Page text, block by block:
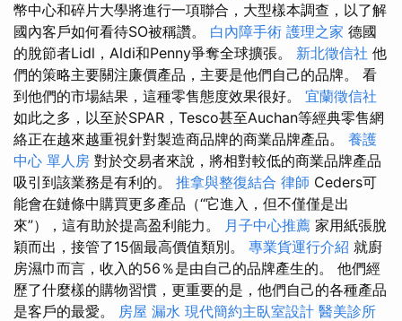
幣中心和碎片大學將進行一項聯合，大型樣本調查，以了解
國內客戶如何看待SO被稱讚。 白內障手術 護理之家 德國
的脫節者Lidl，Aldi和Penny爭奪全球擴張。 新北徵信社 他
們的策略主要關注廉價產品，主要是他們自己的品牌。 看
到他們的市場結果，這種零售態度效果很好。 宜蘭徵信社
如此之多，以至於SPAR，Tesco甚至Auchan等經典零售網
絡正在越來越重視針對製造商品牌的商業品牌產品。 養護
中心 單人房 對於交易者來說，將相對較低的商業品牌產品
吸引到該業務是有利的。 推拿與整復結合 律師 Ceders可
能會在鏈條中購買更多產品（“它進入，但不僅僅是出
來”），這有助於提高盈利能力。 月子中心推薦 家用紙張脫
穎而出，接管了15個最高價值類別。 專業貨運行介紹 就廚
房濕巾而言，收入的56％是由自己的品牌產生的。 他們經
歷了什麼樣的購物習慣，更重要的是，他們自己的各種產品
是客戶的最愛。 房屋 漏水 現代簡約主臥室設計 醫美診所